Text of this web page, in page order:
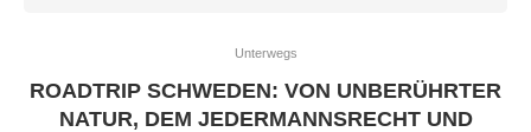
Unterwegs
ROADTRIP SCHWEDEN: VON UNBERÜHRTER
NATUR, DEM JEDERMANNSRECHT UND